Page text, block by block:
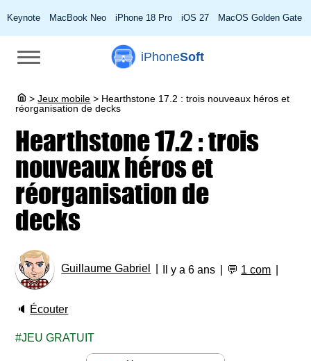
Keynote MacBook Neo iPhone 18 Pro iOS 27 MacOS Golden Gate
iPhoneSoft
> Jeux mobile > Hearthstone 17.2 : trois nouveaux héros et
réorganisation de decks
Hearthstone 17.2 : trois
nouveaux héros et
réorganisation de
decks
Guillaume Gabriel Il y a 6 ans 💬 1 com
🔈 Écouter
JEU GRATUIT